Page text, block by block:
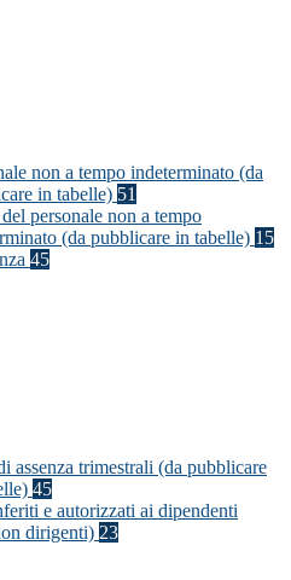
non a tempo indeterminato (da
in tabelle) 51
personale non a tempo
(da pubblicare in tabelle) 15
45
assenza trimestrali (da pubblicare
45
e autorizzati ai dipendenti
dirigenti) 23